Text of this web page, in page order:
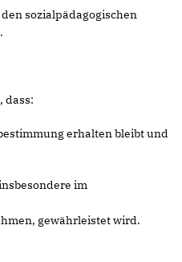
sozialpädagogischen
dass:
erhalten bleibt und
im
gewährleistet wird.